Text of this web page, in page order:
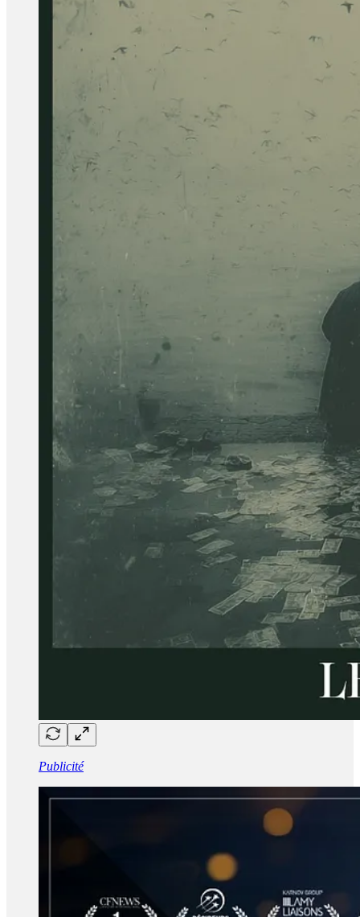
Publicité